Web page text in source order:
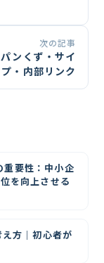
次の記事
ンくず・サイ
プ・内部リンク
要性：中小企
を向上させる
方｜初心者が